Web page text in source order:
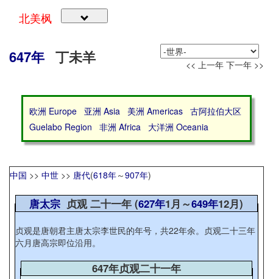
北美枫
647年 丁未羊 << 上一年 下一年 >>
欧洲 Europe 亚洲 Asia 美洲 Americas
古阿拉伯大区
Guelabo Region
非洲 Africa 大洋洲 Oceania
中国 >> 中世 >> 唐代(618年～907年)
唐太宗 贞观 二十一年 (627年1月～649年12月)
贞观是唐朝君主唐太宗李世民的年号，共22年余。贞观二十三年
六月唐高宗即位沿用。
647年贞观二十一年